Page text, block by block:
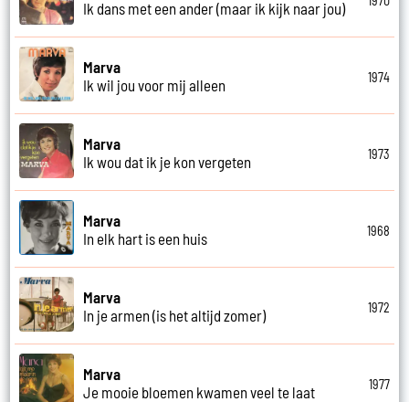
Ik dans met een ander (maar ik kijk naar jou)
Marva
Ik wil jou voor mij alleen
1974
Marva
Ik wou dat ik je kon vergeten
1973
Marva
In elk hart is een huis
1968
Marva
In je armen (is het altijd zomer)
1972
Marva
Je mooie bloemen kwamen veel te laat
1977